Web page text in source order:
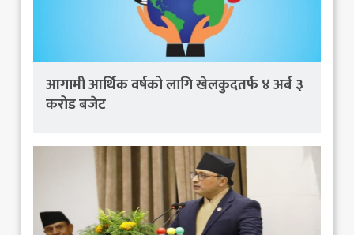
आगामी आर्थिक वर्षको लागि खेलकुदतर्फ ४ अर्ब ३
करोड बजेट